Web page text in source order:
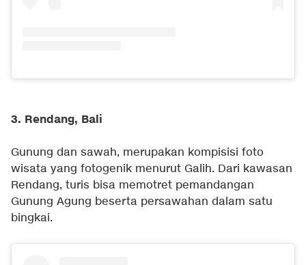
3. Rendang, Bali
Gunung dan sawah, merupakan kompisisi foto
wisata yang fotogenik menurut Galih. Dari kawasan
Rendang, turis bisa memotret pemandangan
Gunung Agung beserta persawahan dalam satu
bingkai.